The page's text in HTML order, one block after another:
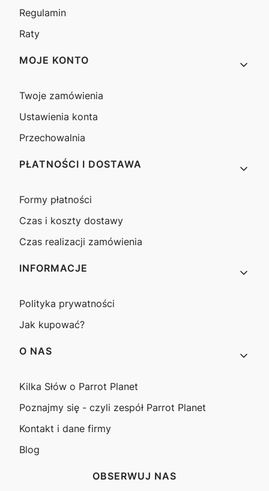
Regulamin
Raty
MOJE KONTO
Twoje zamówienia
Ustawienia konta
Przechowalnia
PŁATNOŚCI I DOSTAWA
Formy płatności
Czas i koszty dostawy
Czas realizacji zamówienia
INFORMACJE
Polityka prywatności
Jak kupować?
O NAS
Kilka Słów o Parrot Planet
Poznajmy się - czyli zespół Parrot Planet
Kontakt i dane firmy
Blog
OBSERWUJ NAS